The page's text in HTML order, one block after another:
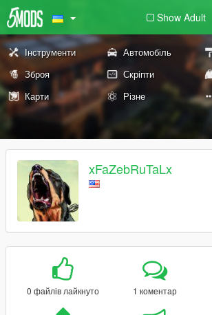
Show Adult
Інструменти Автомобіль
Зброя
Скріпти
Карти
Різне
xFaZebRuTaLx
0 файлів лайкнуто 1 коментар